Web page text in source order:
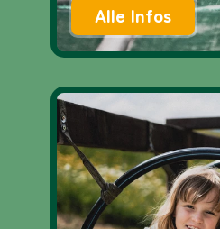
Alle Infos